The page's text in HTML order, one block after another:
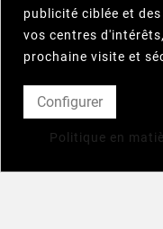
INFORMATIONS
NOTRE SOCIÉTÉ
VOTRE COMPTE
publicité ciblée et
vos centres
prochaine visite et
Configurer
Politique en